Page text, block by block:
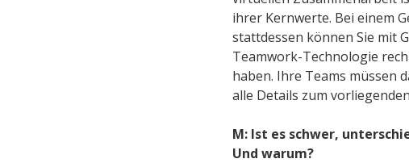
ihrer Kernwerte. Bei einem
stattdessen können Sie mit
Teamwork-Technologie
haben. Ihre Teams müssen
alle Details zum
M: Ist es schwer,
Und warum?